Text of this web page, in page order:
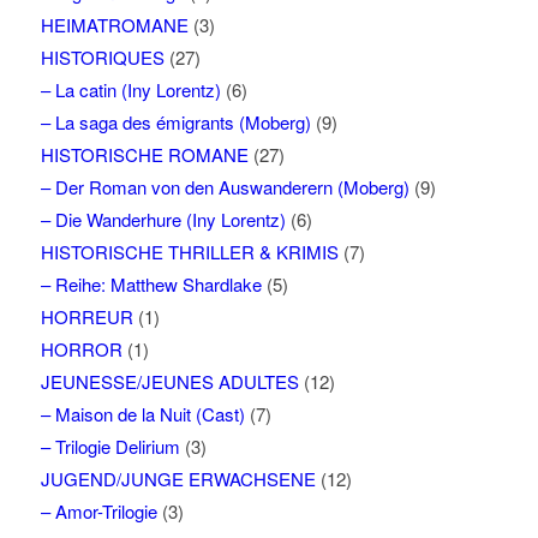
HEIMATROMANE (3)
HISTORIQUES(27)
– La catin (Iny Lorentz) (6)
– La saga des émigrants (Moberg) (9)
HISTORISCHE ROMANE (27)
– Der Roman von den Auswanderern (Moberg) (9)
– Die Wanderhure (Iny Lorentz) (6)
HISTORISCHE THRILLER & KRIMIS(7)
– Reihe: Matthew Shardlake(5)
HORREUR (1)
HORROR (1)
JEUNESSE/JEUNES ADULTES(12)
– Maison de la Nuit (Cast) (7)
– Trilogie Delirium (3)
JUGEND/JUNGE ERWACHSENE (12)
– Amor-Trilogie(3)